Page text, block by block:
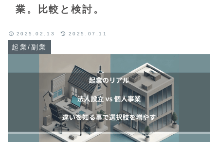
業。比較と検討。
起業/副業
2025.02.13 2025.07.11